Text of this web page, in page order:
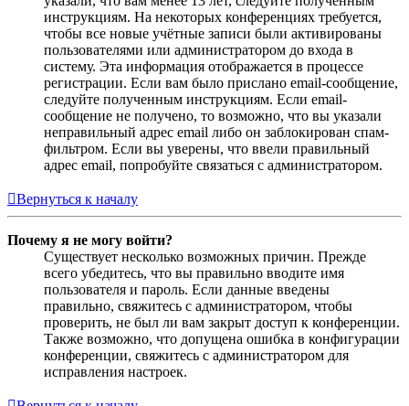
инструкциям. На некоторых конференциях требуется,
чтобы все новые учётные записи были активированы
пользователями или администратором до входа в
систему. Эта информация отображается в процессе
регистрации. Если вам было прислано email-сообщение,
следуйте полученным инструкциям. Если email-
сообщение не получено, то возможно, что вы указали
неправильный адрес email либо он заблокирован спам-
фильтром. Если вы уверены, что ввели правильный
адрес email, попробуйте связаться с администратором.
Вернуться к началу
Почему я не могу войти?
Существует несколько возможных причин. Прежде
всего убедитесь, что вы правильно вводите имя
пользователя и пароль. Если данные введены
правильно, свяжитесь с администратором, чтобы
проверить, не был ли вам закрыт доступ к конференции.
Также возможно, что допущена ошибка в конфигурации
конференции, свяжитесь с администратором для
исправления настроек.